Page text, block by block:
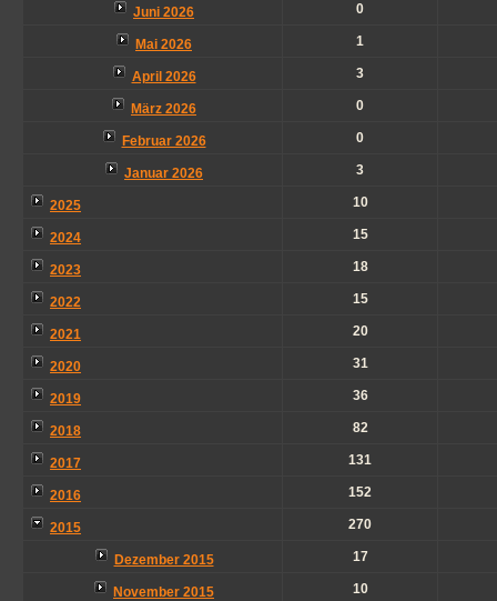
Juni 2026 0
Mai 2026 1
April 2026 3
März 2026 0
Februar 2026 0
Januar 2026 3
2025 10
2024 15
2023 18
2022 15
2021 20
2020 31
2019 36
2018 82
2017 131
2016 152
2015 270
Dezember 2015 17
November 2015 10